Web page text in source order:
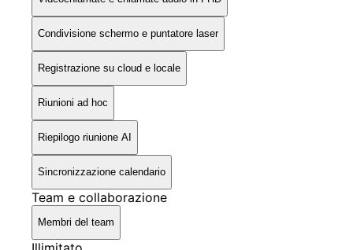
Condivisione schermo e puntatore laser
Registrazione su cloud e locale
Riunioni ad hoc
Riepilogo riunione AI
Sincronizzazione calendario
Team e collaborazione
Membri del team